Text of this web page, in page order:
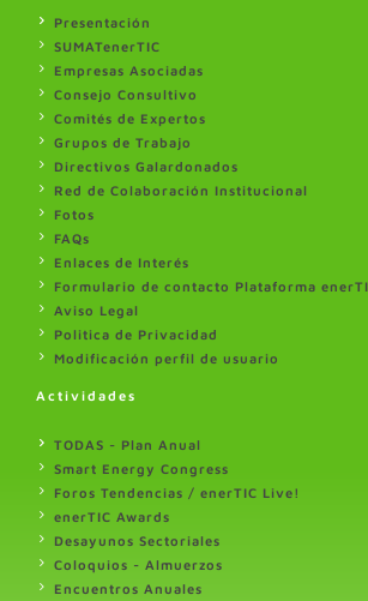
Presentación
SUMATenerTIC
Empresas Asociadas
Consejo Consultivo
Comités de Expertos
Grupos de Trabajo
Directivos Galardonados
Red de Colaboración Institucional
Fotos
FAQs
Enlaces de Interés
Formulario de contacto Plataforma
Aviso Legal
Politica de Privacidad
Modificación perfil de usuario
Actividades
TODAS - Plan Anual
Smart Energy Congress
Foros Tendencias / enerTIC Live!
enerTIC Awards
Desayunos Sectoriales
Coloquios - Almuerzos
Encuentros Anuales